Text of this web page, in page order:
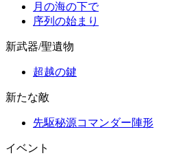
月の海の下で
序列の始まり
新武器/聖遺物
超越の鍵
新たな敵
先駆秘源コマンダー陣形
イベント